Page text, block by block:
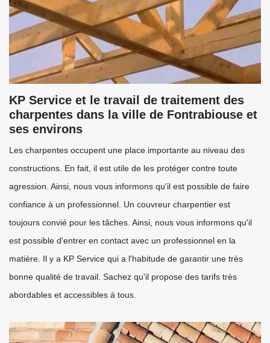
KP Service et le travail de traitement des
charpentes dans la ville de Fontrabiouse et
ses environs
Les charpentes occupent une place importante au niveau des
constructions. En fait, il est utile de les protéger contre toute
agression. Ainsi, nous vous informons qu'il est possible de faire
confiance à un professionnel. Un couvreur charpentier est
toujours convié pour les tâches. Ainsi, nous vous informons qu'il
est possible d'entrer en contact avec un professionnel en la
matière. Il y a KP Service qui a l'habitude de garantir une très
bonne qualité de travail. Sachez qu'il propose des tarifs très
abordables et accessibles à tous.